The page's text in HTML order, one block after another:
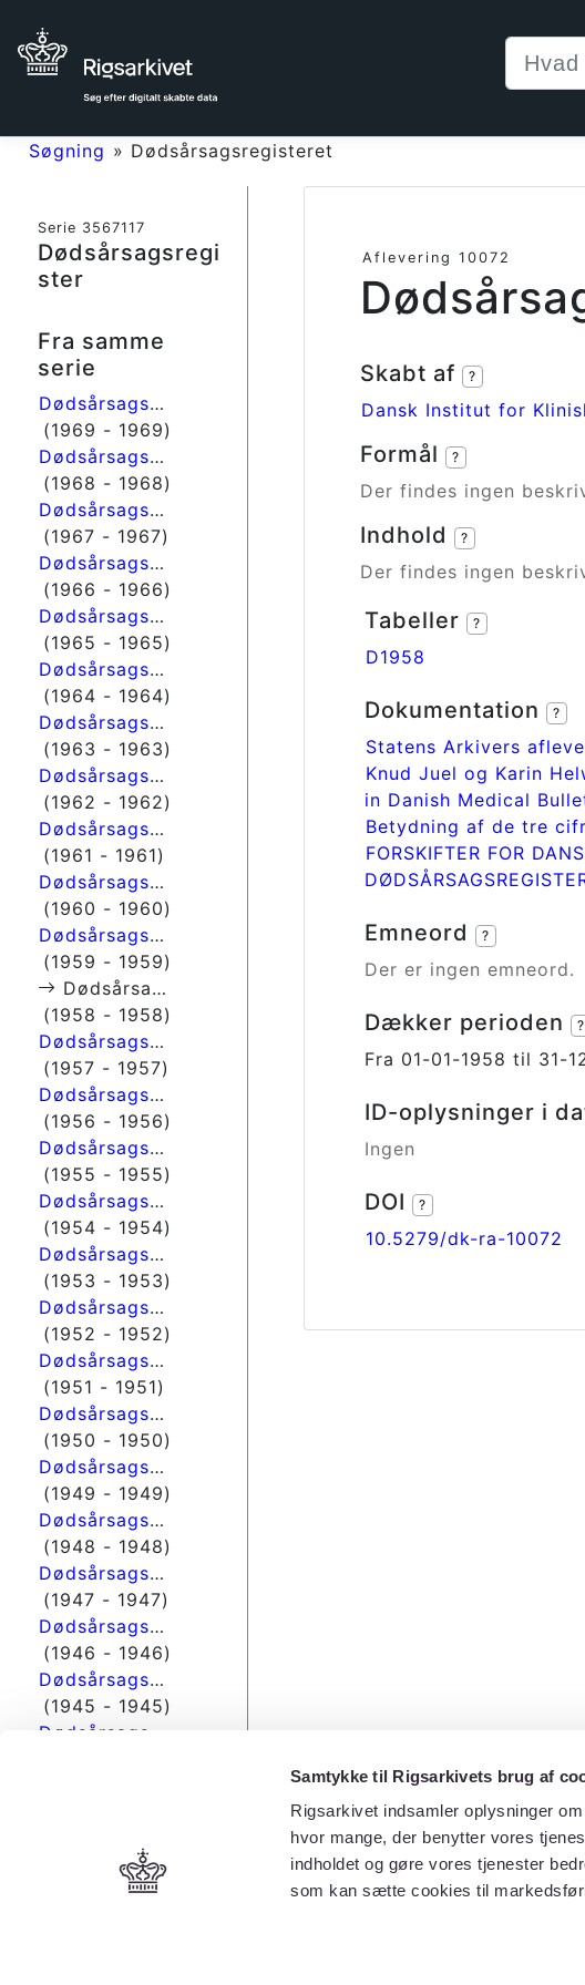
Samtykke til Rigsarkivets brug af
Rigsarkivet indsamler oplysninger
hvor mange, der benytter vores
indholdet og gøre vores tjenester
som kan sætte cookies til
Søgning » Dødsårsagsregisteret
Serie 3567117
Dødsårsagsregi
ster
Fra samme
serie
Dødsårsagsregisteret
(1969 - 1969)
Dødsårsagsregisteret
(1968 - 1968)
Dødsårsagsregisteret
(1967 - 1967)
Dødsårsagsregisteret
(1966 - 1966)
Dødsårsagsregisteret
(1965 - 1965)
Dødsårsagsregisteret
(1964 - 1964)
Dødsårsagsregisteret
(1963 - 1963)
Dødsårsagsregisteret
(1962 - 1962)
Dødsårsagsregisteret
(1961 - 1961)
Dødsårsagsregisteret
(1960 - 1960)
Dødsårsagsregisteret
(1959 - 1959)
Dødsårsagsregisteret
(1958 - 1958)
Dødsårsagsregisteret
(1957 - 1957)
Dødsårsagsregisteret
(1956 - 1956)
Dødsårsagsregisteret
(1955 - 1955)
Dødsårsagsregisteret
(1954 - 1954)
Dødsårsagsregisteret
(1953 - 1953)
Dødsårsagsregisteret
(1952 - 1952)
Dødsårsagsregisteret
(1951 - 1951)
Dødsårsagsregisteret
(1950 - 1950)
Dødsårsagsregisteret
(1949 - 1949)
Dødsårsagsregisteret
(1948 - 1948)
Dødsårsagsregisteret
(1947 - 1947)
Dødsårsagsregisteret
(1946 - 1946)
Dødsårsagsregisteret
(1945 - 1945)
Aflevering 10072
Skabt af ?
Dansk Institut for
Formål ?
Der findes ingen
Indhold ?
Der findes ingen
Tabeller ?
D1958
Dokumentation ?
Statens Arkivers
Knud Juel og Karin
in Danish Medical
Betydning af de tre
FORSKIFTER FOR
Emneord ?
Der er ingen emneord.
Dækker perioden ?
Fra 01-01-1958 til 31-
ID-oplysninger i
Ingen
DOI ?
10.5279/dk-ra-10072